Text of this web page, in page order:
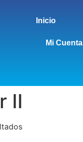
Inicio
Mi Cuenta
II